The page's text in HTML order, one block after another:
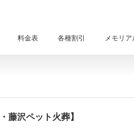
料金表 各種割引 メモリ
藤沢ペット火葬】